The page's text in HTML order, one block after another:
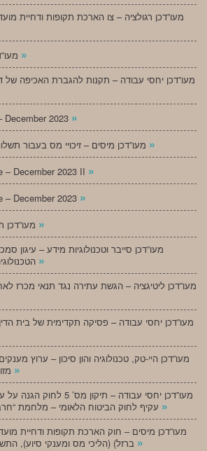
»
מעו”דכן יחסי עבודה – תקנות להגברת האכיפה של
December 2023 »
»
– December 2023 II »
– December 2023 »
»
מעו”דכן סייבר וטכנולוגיות מידע – עיגון
»
מעו”דכן ליטיגציה – הגשת עתירה נגד תנאי מכרז
מעו”דכן יחסי עבודה – פסיקה תקדימית של בית
מעו”דכן היי-טק, טכנולוגיה והון סיכון – ערוץ
»
מעו”דכן יחסי עבודה –
»
מעו”דכן מיסים – חוק הארכת תקופות ודחיית
»